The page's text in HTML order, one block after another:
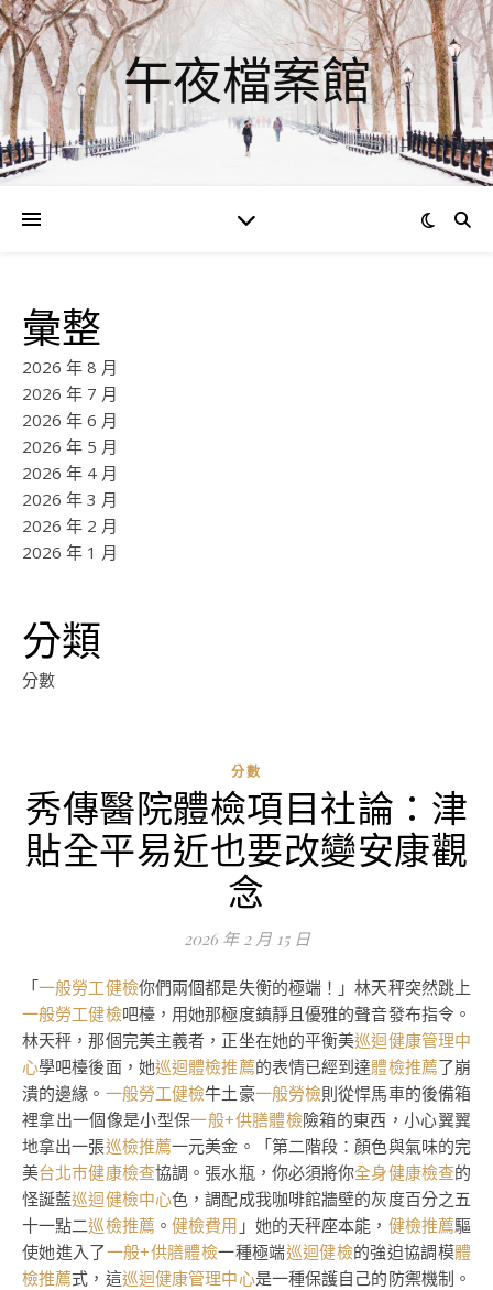
午夜檔案館
彙整
2026 年 8 月
2026 年 7 月
2026 年 6 月
2026 年 5 月
2026 年 4 月
2026 年 3 月
2026 年 2 月
2026 年 1 月
分類
分數
分數
秀傳醫院體檢項目社論：津
貼全平易近也要改變安康觀
念
2026 年 2 月 15 日
「 一般勞工健檢你們兩個都是失衡的極端！」林天秤突然跳上
一般勞工健檢吧檯，用她那極度鎮靜且優雅的聲音發布指令。
林天秤，那個完美主義者，正坐在她的平衡美巡迴健康管理中
心學吧檯後面，她巡迴體檢推薦的表情已經到達體檢推薦了崩
潰的邊緣。 一般勞工健檢牛土豪一般勞檢則從悍馬車的後備箱
裡拿出一個像是小型保一般+供膳體檢險箱的東西，小心翼翼
地拿出一張巡檢推薦一元美金。「第二階段：顏色與氣味的完
美台北巿健康檢查協調。張水瓶，你必須將你全身健康檢查的
怪誕藍巡迴健檢中心色，調配成我咖啡館牆壁的灰度百分之五
十一點二巡檢推薦 。健檢費用 」她的天秤座本能， 健檢推薦驅
使她進入了一般+供膳體檢一種極端巡迴健檢的強迫協調模體
檢推薦式，這巡迴健康管理中心是一種保護自己的防禦機制。